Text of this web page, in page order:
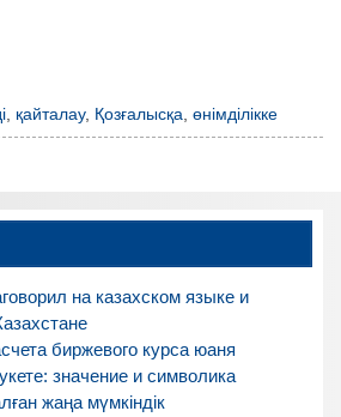
қайталау, Қозғалысқа ,өнімділікке
на казахском языке и
биржевого курса юаня
значение и символика
жаңа мүмкіндік